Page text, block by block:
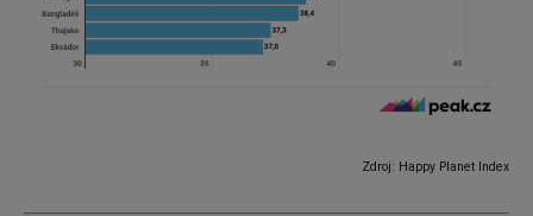
Zdroj: Happy Planet Index